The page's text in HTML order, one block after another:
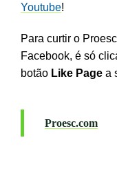
Youtube!
Para curtir o
Facebook, é só
botão Like Page a
Proesc.com